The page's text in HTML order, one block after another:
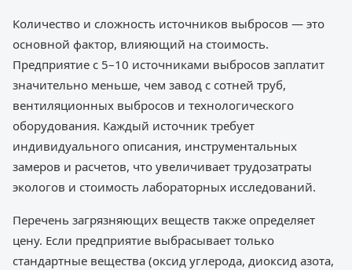
Количество и сложность источников выбросов — это
основной фактор, влияющий на стоимость.
Предприятие с 5–10 источниками выбросов заплатит
значительно меньше, чем завод с сотней труб,
вентиляционных выбросов и технологического
оборудования. Каждый источник требует
индивидуального описания, инструментальных
замеров и расчетов, что увеличивает трудозатраты
экологов и стоимость лабораторных исследований.
Перечень загрязняющих веществ также определяет
цену. Если предприятие выбрасывает только
стандартные вещества (оксид углерода, диоксид азота,